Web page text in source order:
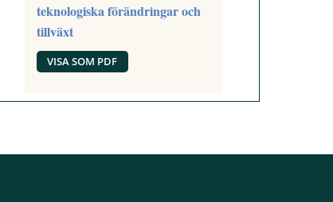
teknologiska förändringar och
tillväxt
VISA SOM PDF